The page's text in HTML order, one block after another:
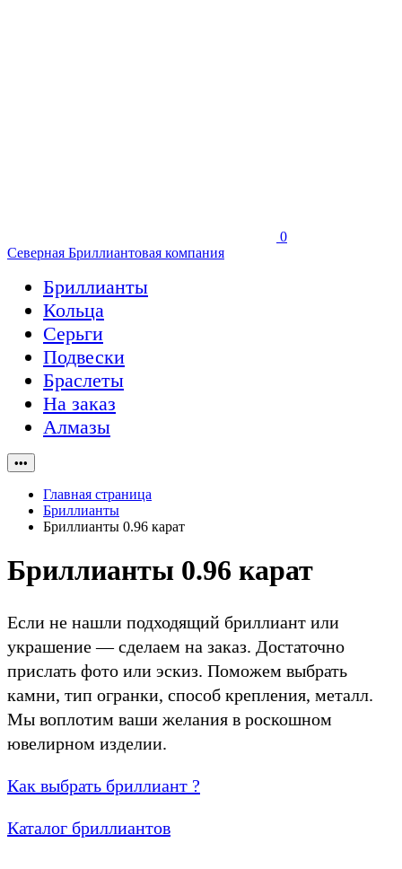
0
Северная Бриллиантовая компания
Бриллианты
Кольца
Серьги
Подвески
Браслеты
На заказ
Алмазы
•••
Главная страница
Бриллианты
Бриллианты 0.96 карат
Бриллианты 0.96 карат
Если не нашли подходящий бриллиант или
украшение — сделаем на заказ. Достаточно
прислать фото или эскиз. Поможем выбрать
камни, тип огранки, способ крепления, металл.
Мы воплотим ваши желания в роскошном
ювелирном изделии.
Как выбрать бриллиант ?
Каталог бриллиантов